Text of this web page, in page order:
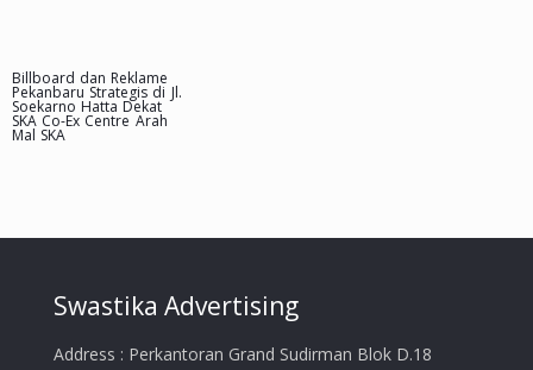
Billboard dan Reklame
Pekanbaru Strategis di Jl.
Soekarno Hatta Dekat
SKA Co-Ex Centre Arah
Mal SKA
Swastika Advertising
Address : Perkantoran Grand Sudirman Blok D.18